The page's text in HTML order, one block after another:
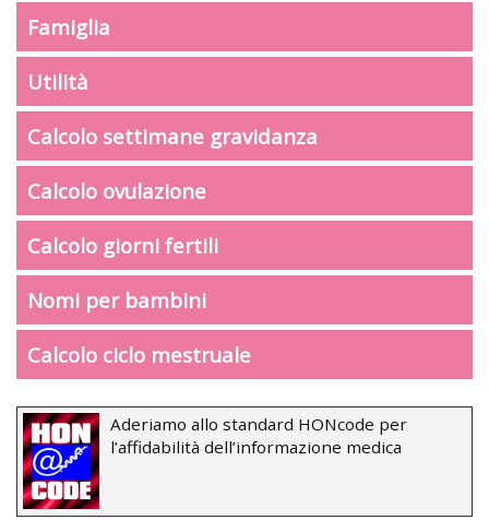
Famiglia
Utilità
Calcolo settimane gravidanza
Calcolo ovulazione
Calcolo giorni fertili
Nomi per bambini
Calcolo ciclo mestruale
Aderiamo allo standard HONcode per
l’affidabilità dell’informazione medica